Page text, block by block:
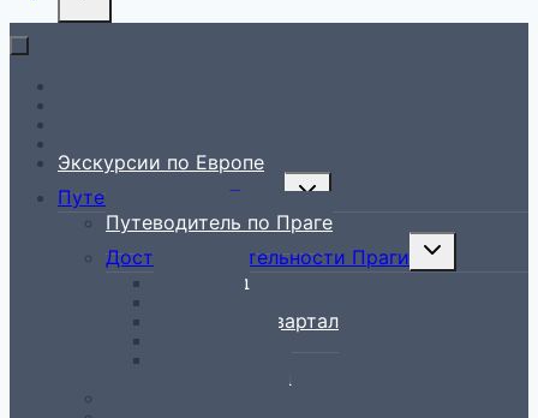
Экскурсии по Европе
Путеводитель по Праге
Toggle
menu
Путеводитель по Праге
Достопримечательности Праги
Toggle
Вышеград
Еврейский квартал
Старый Город